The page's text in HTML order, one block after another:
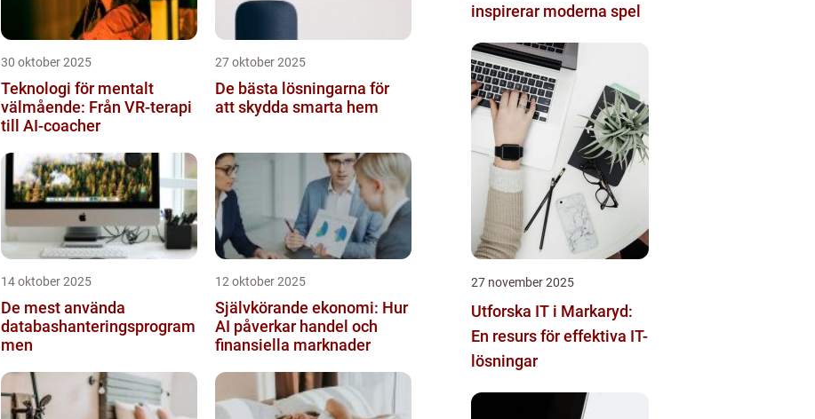
30 oktober 2025
Teknologi för mentalt
välmående: Från VR-terapi
till AI-coacher
27 oktober 2025
De bästa lösningarna för
att skydda smarta hem
14 oktober 2025
De mest använda
databashanteringsprogram
men
12 oktober 2025
Självkörande ekonomi: Hur
AI påverkar handel och
finansiella marknader
inspirerar moderna spel
27 november 2025
Utforska IT i Markaryd:
En resurs för effektiva IT-
lösningar